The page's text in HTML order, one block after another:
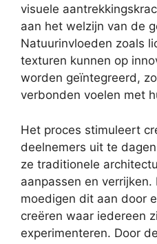
visuele
aan het welzijn van de
Natuurinvloeden zoals
texturen kunnen op
worden geïntegreerd,
verbonden voelen met
Het proces stimuleert
deelnemers uit te
ze traditionele
aanpassen en verrijken.
moedigen dit aan door
creëren waar iedereen
experimenteren. Door